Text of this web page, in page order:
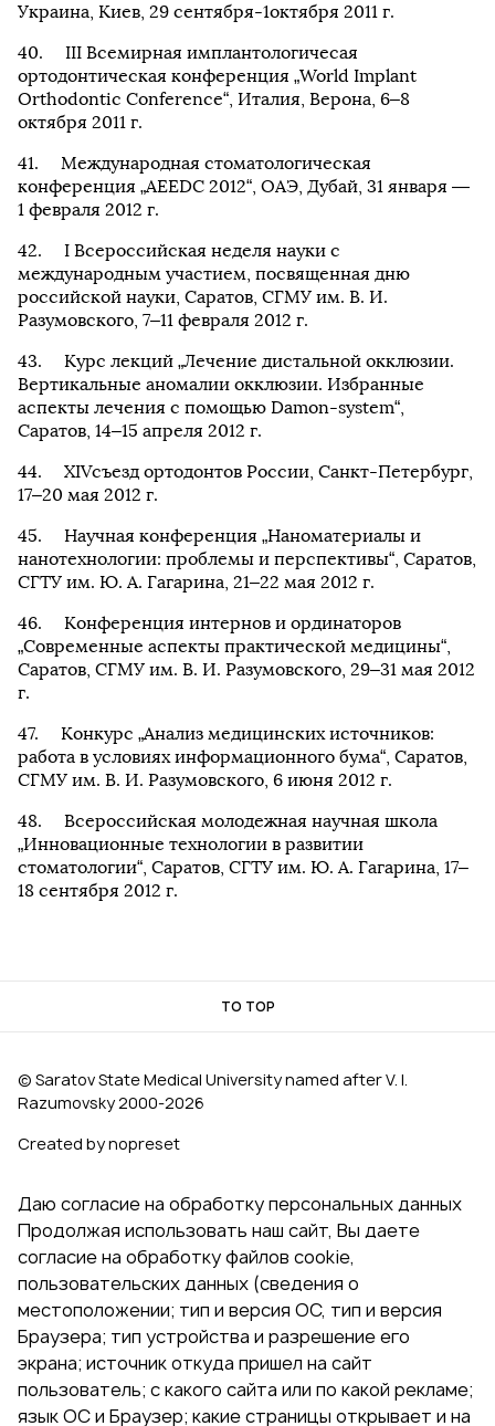
Украина, Киев, 29 сентября-1октября 2011 г.
III Всемирная имплантологичесая
ортодонтическая конференция „World Implant
Orthodontic Conference“, Италия, Верона, 6–8
октября 2011 г.
Международная стоматологическая
конференция „AEEDC 2012“, ОАЭ, Дубай, 31 января —
1 февраля 2012 г.
I Всероссийская неделя науки с
международным участием, посвященная дню
российской науки, Саратов, СГМУ им. В. И.
Разумовского, 7–11 февраля 2012 г.
Курс лекций „Лечение дистальной окклюзии.
Вертикальные аномалии окклюзии. Избранные
аспекты лечения с помощью Damon-system“,
Саратов, 14–15 апреля 2012 г.
ХIVсъезд ортодонтов России, Санкт-Петербург,
17–20 мая 2012 г.
Научная конференция „Наноматериалы и
нанотехнологии: проблемы и перспективы“, Саратов,
СГТУ им. Ю. А. Гагарина, 21–22 мая 2012 г.
Конференция интернов и ординаторов
„Современные аспекты практической медицины“,
Саратов, СГМУ им. В. И. Разумовского, 29–31 мая 2012
г.
Конкурс „Анализ медицинских источников:
работа в условиях информационного бума“, Саратов,
СГМУ им. В. И. Разумовского, 6 июня 2012 г.
Всероссийская молодежная научная школа
„Инновационные технологии в развитии
стоматологии“, Саратов, СГТУ им. Ю. А. Гагарина, 17–
18 сентября 2012 г.
TO TOP
© Saratov State Medical University named after V. I.
Razumovsky 2000‑2026
Created by nopreset
Даю согласие на обработку персональных данных
Продолжая использовать наш сайт, Вы даете
согласие на обработку файлов cookie,
пользовательских данных (сведения о
местоположении; тип и версия ОС, тип и версия
Браузера; тип устройства и разрешение его
экрана; источник откуда пришел на сайт
пользователь; с какого сайта или по какой рекламе;
язык ОС и Браузер; какие страницы открывает и на